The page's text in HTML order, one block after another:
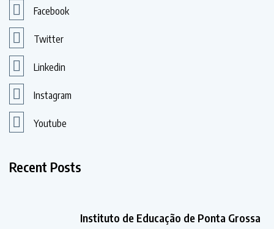
Facebook
Twitter
Linkedin
Instagram
Youtube
Recent Posts
Instituto de Educação de Ponta Grossa